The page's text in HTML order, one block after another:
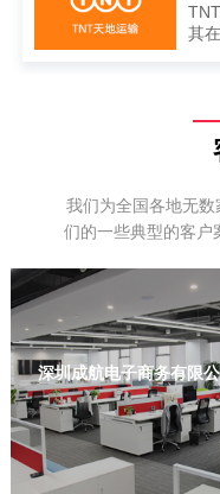
其
我们为全国各地无
们的一些典型的客户
深圳成航电子商务有限公